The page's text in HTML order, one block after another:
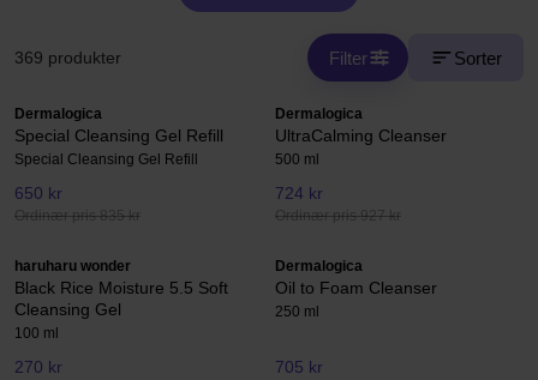
369 produkter Filter Sorter
Dermalogica
Special Cleansing Gel Refill
Special Cleansing Gel Refill
650 kr
Ordinær pris 835 kr
Dermalogica
UltraCalming Cleanser
500 ml
724 kr
Ordinær pris 927 kr
haruharu wonder
Black Rice Moisture 5.5 Soft
Cleansing Gel
100 ml
270 kr
Dermalogica
Oil to Foam Cleanser
250 ml
705 kr